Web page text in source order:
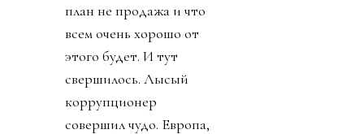
план не продажа и что
всем очень хорошо от
этого будет. И тут
свершилось. Лысый
коррупционер
совершил чудо. Европа,